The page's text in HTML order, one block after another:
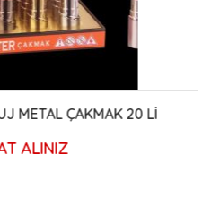
METAL ÇAKMAK 20 Lİ
ALINIZ